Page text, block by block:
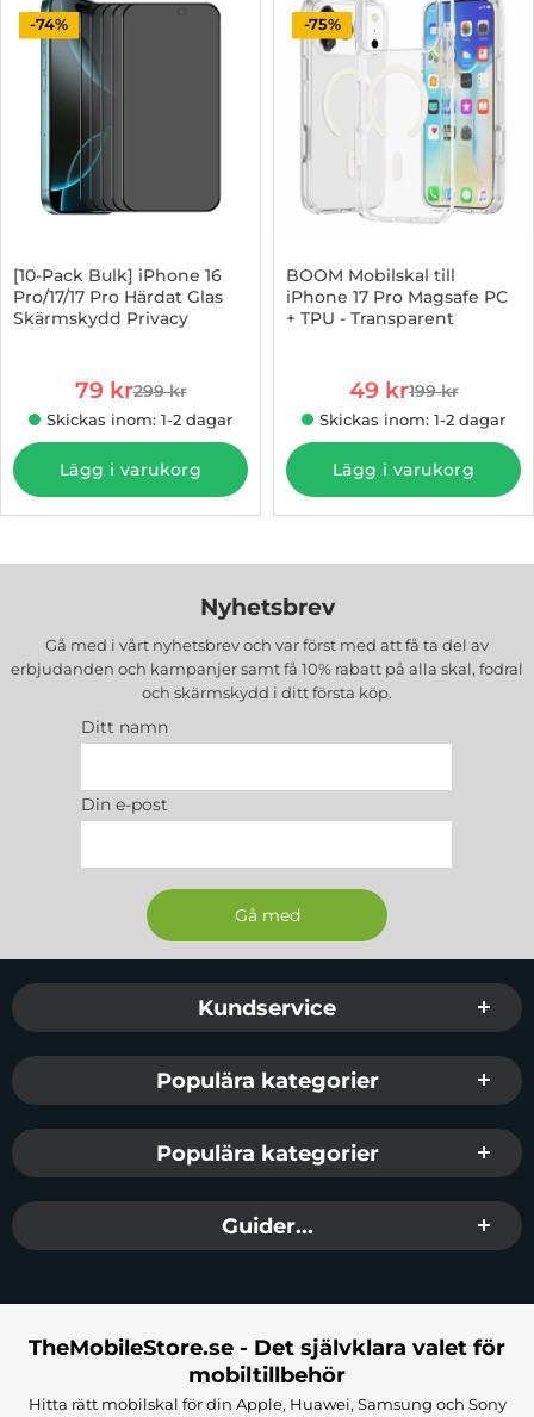
-74%
[10-Pack Bulk] iPhone 16
Pro/17/17 Pro Härdat Glas
Skärmskydd Privacy
rea pris
79 krtidigare pris
299 kr
Skickas inom: 1-2 dagar
Lägg i varukorg
-75%
BOOM Mobilskal till
iPhone 17 Pro Magsafe PC
+ TPU - Transparent
rea pris
49 krtidigare pris
199 kr
Skickas inom: 1-2 dagar
Lägg i varukorg
Nyhetsbrev
Gå med i vårt nyhetsbrev och var först med att få ta del av
erbjudanden och kampanjer samt få 10% rabatt på alla skal, fodral
och skärmskydd i ditt första köp.
Ditt namn
Din e-post
Sidfot Blandad info och länkar
Kundservice
Populära kategorier
Populära kategorier
Guider...
TheMobileStore.se - Det självklara valet för
mobiltillbehör
Hitta rätt mobilskal för din Apple, Huawei, Samsung och Sony